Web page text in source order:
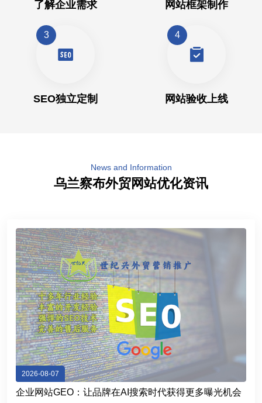
了解企业需求 网站框架制作
3
SEO独立定制
4
网站验收上线
News and Information
乌兰察布外贸网站优化资讯
2026-08-07
企业网站GEO：让品牌在AI搜索时代获得更多曝光机会